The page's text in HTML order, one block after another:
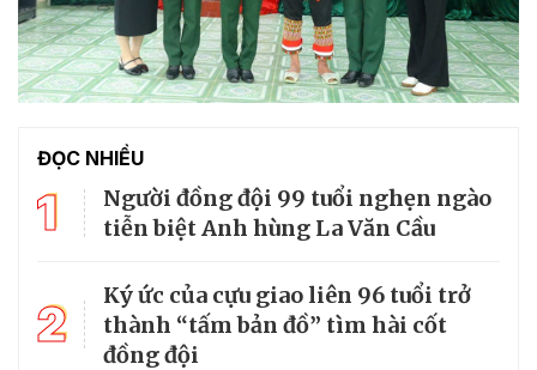
ĐỌC NHIỀU
1
Người đồng đội 99 tuổi nghẹn ngào
tiễn biệt Anh hùng La Văn Cầu
2
Ký ức của cựu giao liên 96 tuổi trở
thành “tấm bản đồ” tìm hài cốt
đồng đội